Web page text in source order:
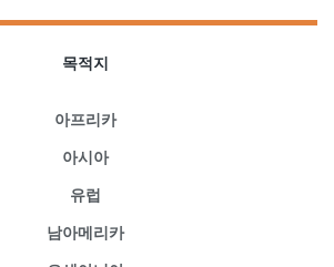
목적지
아프리카
아시아
유럽
남아메리카